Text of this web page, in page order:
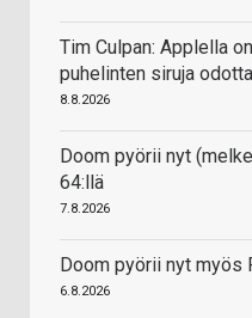
Tim Culpan: Applella
puhelinten siruja
8.8.2026
Doom pyörii nyt
64:llä
7.8.2026
Doom pyörii nyt myös
6.8.2026